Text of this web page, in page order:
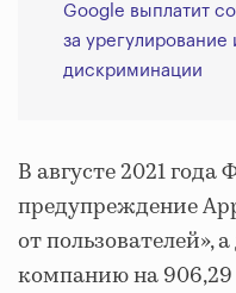
Google выплатит
за
дискриминации
В августе 2021
предупреждение
от пользователей»,
компанию на 906,29